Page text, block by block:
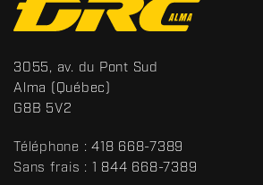
o
n
t
a
c
S
p
o
t
s
3055, av. du Pont Sud
Alma (Québec)
G8B 5V2
Téléphone : 418 668-7389
Sans frais : 1 844 668-7389